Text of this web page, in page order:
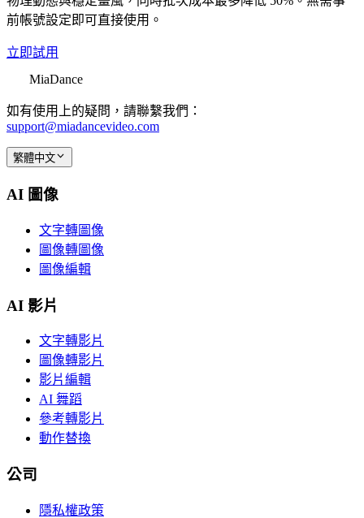
前帳號設定即可直接使用。
立即試用
MiaDance
如有使用上的疑問，請聯繫我們：
support@miadancevideo.com
繁體中文
AI 圖像
文字轉圖像
圖像轉圖像
圖像編輯
AI 影片
文字轉影片
圖像轉影片
影片編輯
AI 舞蹈
參考轉影片
動作替換
公司
隱私權政策